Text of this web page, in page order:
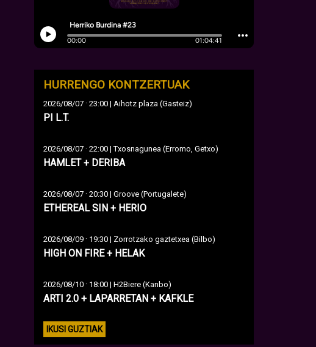
HURRENGO KONTZERTUAK
2026/08/07 · 23:00 | Aihotz plaza (Gasteiz)
PI L.T.
2026/08/07 · 22:00 | Txosnagunea (Erromo, Getxo)
HAMLET + DERIBA
2026/08/07 · 20:30 | Groove (Portugalete)
ETHEREAL SIN + HERIO
2026/08/09 · 19:30 | Zorrotzako gaztetxea (Bilbo)
HIGH ON FIRE + HELAK
2026/08/10 · 18:00 | H2Biere (Kanbo)
ARTI 2.0 + LAPARRETAN + KAFKLE
IKUSI GUZTIAK